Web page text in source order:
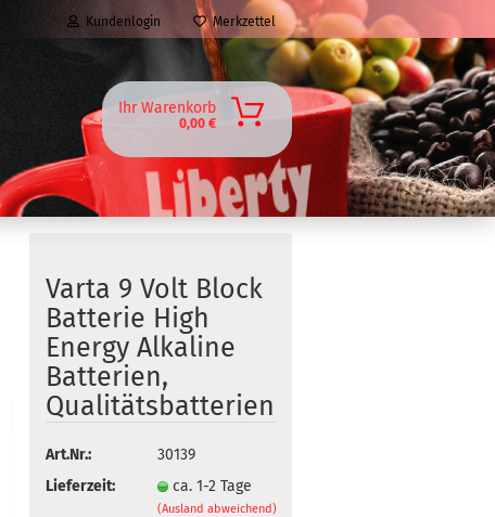
Kundenlogin Merkzettel
Ihr Warenkorb
0,00 €
Varta 9 Volt Block
Batterie High
Energy Alkaline
Batterien,
Qualitätsbatterien
Art.Nr.:
30139
Lieferzeit:
ca. 1-2 Tage
(Ausland abweichend)